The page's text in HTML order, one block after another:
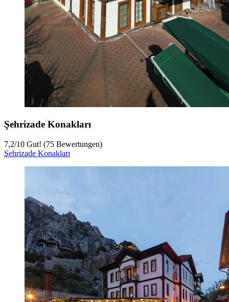
Şehrizade Konakları
7,2/10 Gut! (75 Bewertungen)
Şehrizade Konakları